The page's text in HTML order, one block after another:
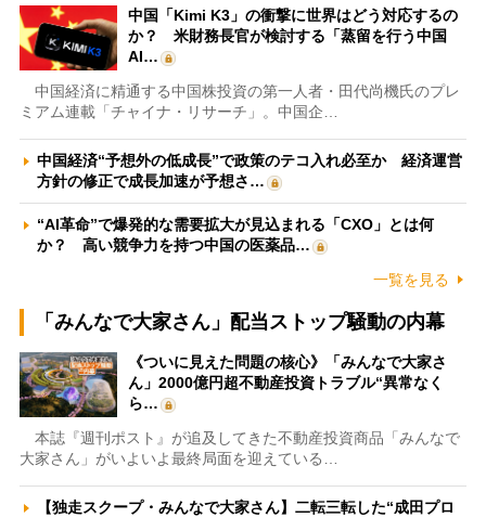
中国「Kimi K3」の衝撃に世界はどう対応するの
か？ 米財務長官が検討する「蒸留を行う中国
AI…
中国経済に精通する中国株投資の第一人者・田代尚機氏のプレ
ミアム連載「チャイナ・リサーチ」。中国企…
中国経済“予想外の低成長”で政策のテコ入れ必至か 経済運営
方針の修正で成長加速が予想さ…
“AI革命”で爆発的な需要拡大が見込まれる「CXO」とは何
か？ 高い競争力を持つ中国の医薬品…
一覧を見る
「みんなで大家さん」配当ストップ騒動の内幕
《ついに見えた問題の核心》「みんなで大家さ
ん」2000億円超不動産投資トラブル“異常なく
ら…
本誌『週刊ポスト』が追及してきた不動産投資商品「みんなで
大家さん」がいよいよ最終局面を迎えている…
【独走スクープ・みんなで大家さん】二転三転した“成田プロ